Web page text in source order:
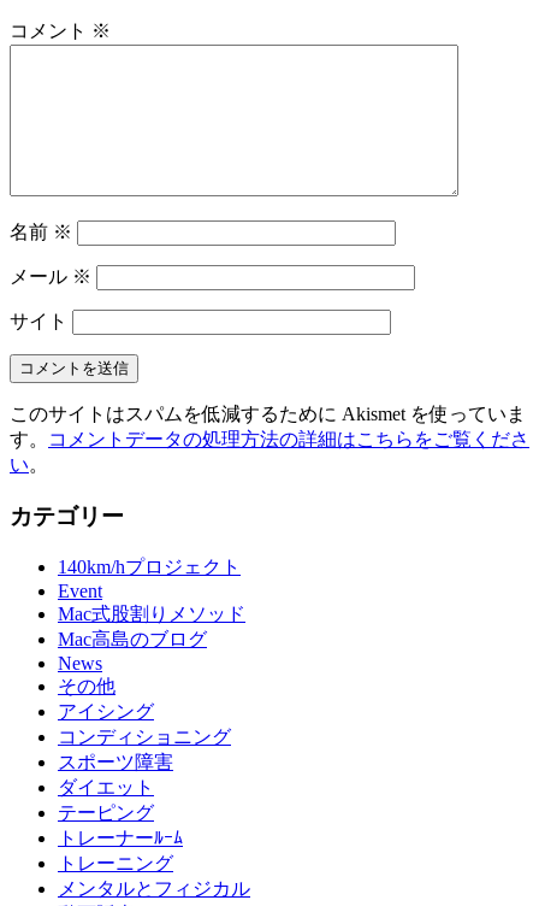
コメント ※
名前 ※
メール ※
サイト
このサイトはスパムを低減するために Akismet を使っていま
す。
コメントデータの処理方法の詳細はこちらをご覧くださ
い。
カテゴリー
140km/hプロジェクト
Event
Mac式股割りメソッド
Mac高島のブログ
News
その他
アイシング
コンディショニング
スポーツ障害
ダイエット
テーピング
トレーナーﾙｰﾑ
トレーニング
メンタルとフィジカル